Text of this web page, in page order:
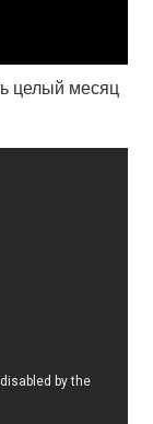
целый месяц